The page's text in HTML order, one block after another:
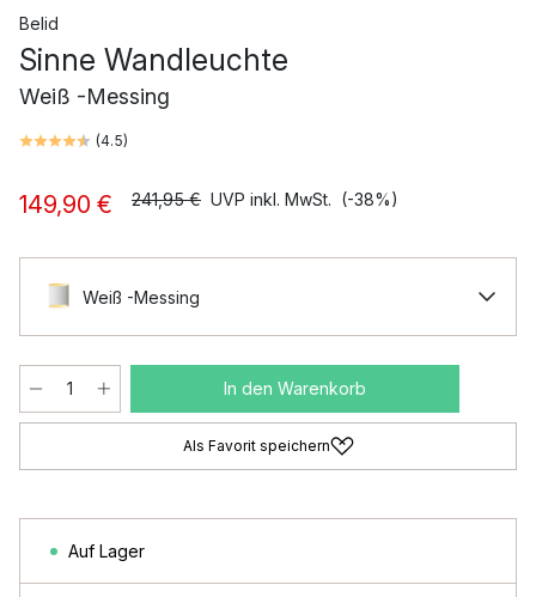
Belid
Sinne Wandleuchte
Weiß -Messing
(4.5)
149,90 € 241,95 € UVP inkl. MwSt. (-38%)
Weiß -Messing
In den Warenkorb
Als Favorit speichern
Auf Lager